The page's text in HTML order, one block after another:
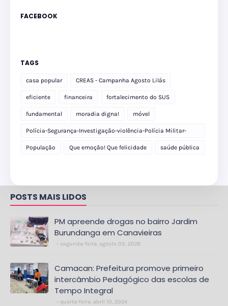
FACEBOOK
TAGS
casa popular CREAS - Campanha Agosto Lilás
eficiente financeira fortalecimento do SUS
fundamental moradia digna! móvel
Polícia-Segurança-Investigação-violência-Polícia Militar-
delegacia
População Que emoção! Que felicidade saúde pública
POSTS MAIS LIDOS
PM apreende drogas no bairro Jardim
Burundanga em Canavieiras
segunda-feira, agosto 03, 2026
Camacan: Prefeitura promove primeiro
intercâmbio Pedagógico das escolas de
Tempo Integral
quarta-feira, abril 10, 2024